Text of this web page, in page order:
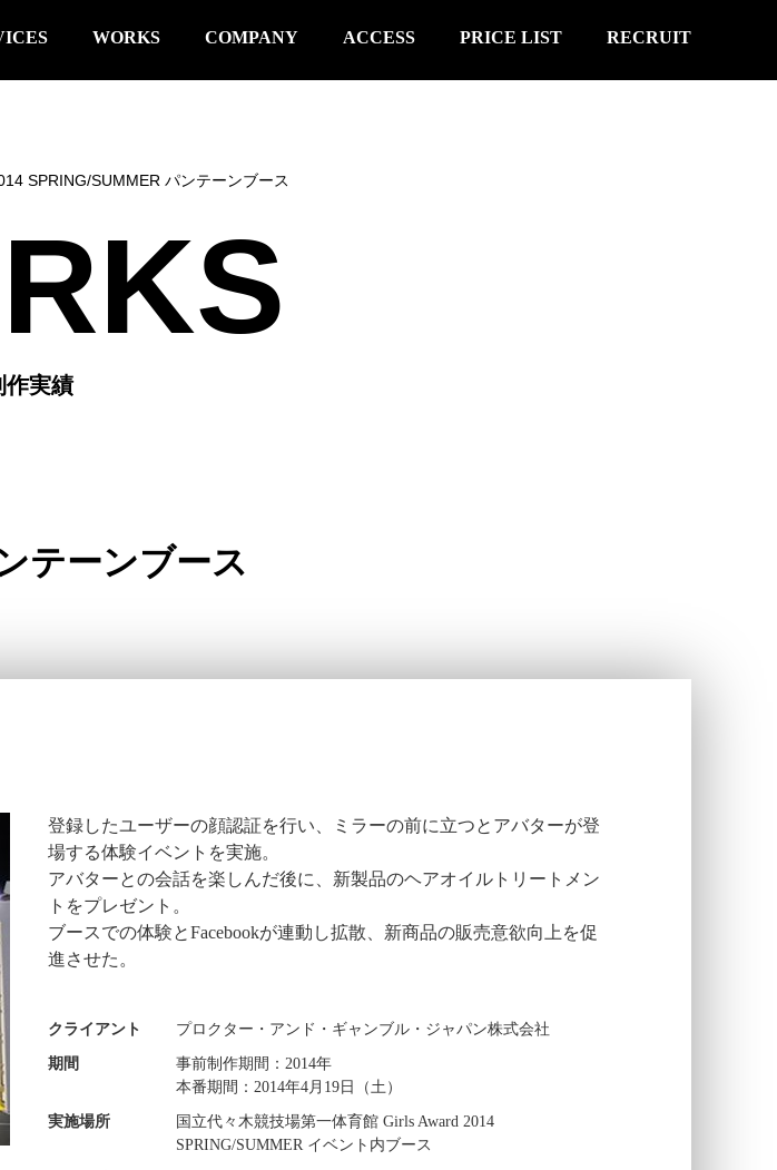
WORKS COMPANY ACCESS PRICE LIST RECRUIT
SPRING/SUMMER パンテーンブース
作実績
テーンブース
登録したユーザーの顔認証を行い、ミラーの前に立つとアバターが登
場する体験イベントを実施。
アバターとの会話を楽しんだ後に、新製品のヘアオイルトリートメン
トをプレゼント。
ブースでの体験とFacebookが連動し拡散、新商品の販売意欲向上を促
進させた。
クライアント プロクター・アンド・ギャンブル・ジャパン株式会社
期間
事前制作期間：2014年
本番期間：2014年4月19日（土）
実施場所
国立代々木競技場第一体育館 Girls Award 2014
SPRING/SUMMER イベント内ブース